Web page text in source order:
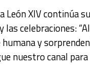
León XIV continúa
celebraciones:
y
nuestro canal